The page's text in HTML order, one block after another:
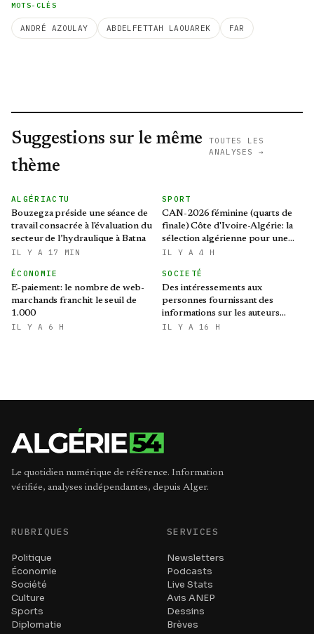
MOTS-CLÉS
ANDRÉ AZOULAY ABDELFETTAH LAOUAREK FAR
Suggestions sur le même
thème
TOUTES LES
ANALYSES →
ALGÉRIACTU
Bouzegza préside une séance de
travail consacrée à l'évaluation du
secteur de l’hydraulique à Batna
IL Y A 17 MIN
SPORT
CAN-2026 féminine (quarts de
finale) Côte d'Ivoire-Algérie: la
sélection algérienne pour une
qualification historique au
IL Y A 4 H
ÉCONOMIE
E-paiement: le nombre de web-
marchands franchit le seuil de
1.000
IL Y A 6 H
SOCIETÉ
Des intéressements aux
personnes fournissant des
informations sur les auteurs
d’infractions liées aux stupéfiants
IL Y A 16 H
Le quotidien numérique de référence. Information
vérifiée, analyses indépendantes, depuis Alger.
RUBRIQUES
Politique
Économie
Société
Culture
Sports
Diplomatie
SERVICES
Newsletters
Podcasts
Live Stats
Avis ANEP
Dessins
Brèves